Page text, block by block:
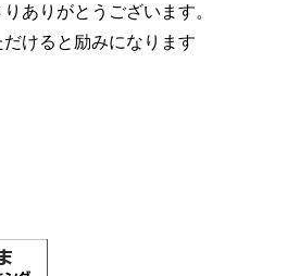
ありがとうございます。
けると励みになります